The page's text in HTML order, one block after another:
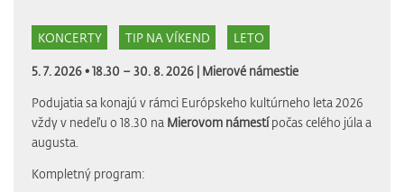
KONCERTY TIP NA VÍKEND LETO
5. 7. 2026 • 18.30 – 30. 8. 2026 | Mierové námestie
Podujatia sa konajú v rámci Európskeho kultúrneho leta 2026
vždy v nedeľu o 18.30 na Mierovom námestípočas celého júla a
augusta.
Kompletný program: